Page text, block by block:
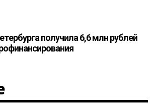
получила 6,6 млн рублей